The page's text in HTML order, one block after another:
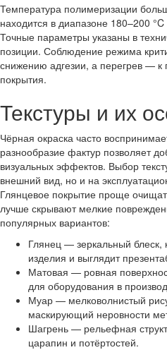
Температура полимеризации
находится в диапазоне 180–200
Точные параметры указаны в
позиции. Соблюдение режима
снижению адгезии, а перегрев — к
покрытия.
Текстуры и их
Чёрная окраска часто
разнообразие фактур позволяет
визуальных эффектов. Выбор
внешний вид, но и на
Глянцевое покрытие проще
лучше скрывают мелкие
популярных вариантов:
Глянец — зеркальный
изделия и выглядит
Матовая — ровная
для оборудования в
Муар — мелковолнистый
маскирующий неровности
Шагрень — рельефная
царапин и потёртостей.